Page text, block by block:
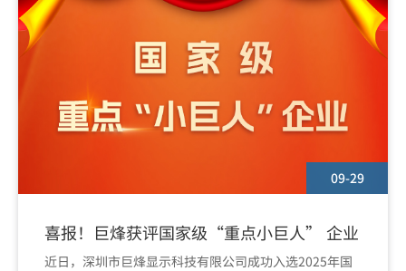
09-29
喜报！巨烽获评国家级“重点小巨人” 企业
近日，深圳市巨烽显示科技有限公司成功入选2025年国